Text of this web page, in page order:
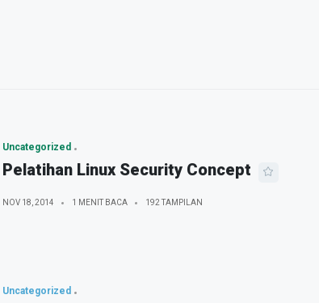
Uncategorized
Pelatihan Linux Security Concept
NOV 18, 2014 1 MENIT BACA 192 TAMPILAN
Uncategorized